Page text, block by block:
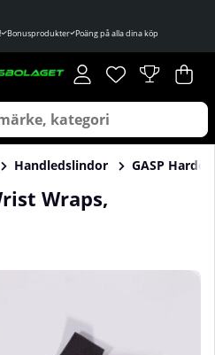
Bonusprodukter Poäng på alla dina köp
Önskelista
Antal i
. .
Handledslindor GASP
Wraps,
Wrist Wraps, black/red